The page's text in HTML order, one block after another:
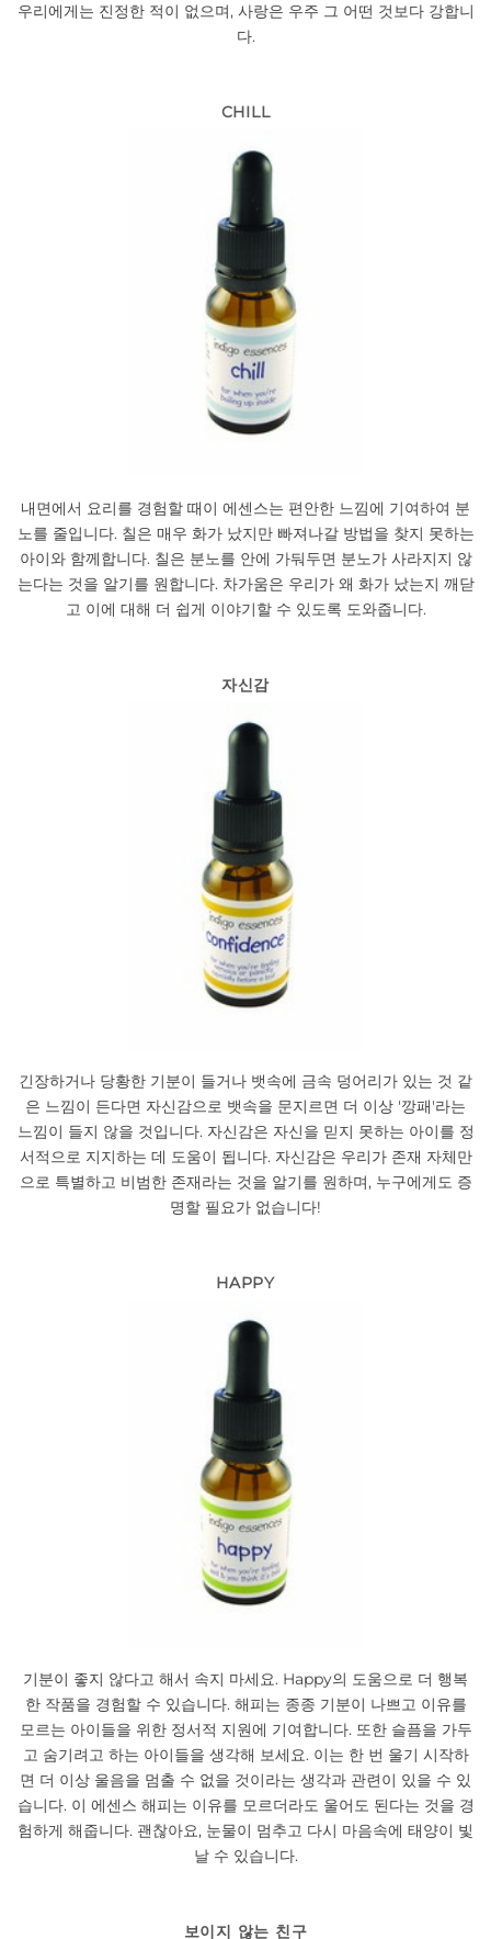
우리에게는 진정한 적이 없으며, 사랑은 우주 그 어떤 것보다 강합니
다.
CHILL
내면에서 요리를 경험할 때이 에센스는 편안한 느낌에 기여하여 분
노를 줄입니다. 칠은 매우 화가 났지만 빠져나갈 방법을 찾지 못하는
아이와 함께합니다. 칠은 분노를 안에 가둬두면 분노가 사라지지 않
는다는 것을 알기를 원합니다. 차가움은 우리가 왜 화가 났는지 깨닫
고 이에 대해 더 쉽게 이야기할 수 있도록 도와줍니다.
자신감
긴장하거나 당황한 기분이 들거나 뱃속에 금속 덩어리가 있는 것 같
은 느낌이 든다면 자신감으로 뱃속을 문지르면 더 이상 '깡패'라는
느낌이 들지 않을 것입니다. 자신감은 자신을 믿지 못하는 아이를 정
서적으로 지지하는 데 도움이 됩니다. 자신감은 우리가 존재 자체만
으로 특별하고 비범한 존재라는 것을 알기를 원하며, 누구에게도 증
명할 필요가 없습니다!
HAPPY
기분이 좋지 않다고 해서 속지 마세요. Happy의 도움으로 더 행복
한 작품을 경험할 수 있습니다. 해피는 종종 기분이 나쁘고 이유를
모르는 아이들을 위한 정서적 지원에 기여합니다. 또한 슬픔을 가두
고 숨기려고 하는 아이들을 생각해 보세요. 이는 한 번 울기 시작하
면 더 이상 울음을 멈출 수 없을 것이라는 생각과 관련이 있을 수 있
습니다. 이 에센스 해피는 이유를 모르더라도 울어도 된다는 것을 경
험하게 해줍니다. 괜찮아요, 눈물이 멈추고 다시 마음속에 태양이 빛
날 수 있습니다.
보이지 않는 친구